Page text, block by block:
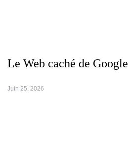
Le Web caché de Google
Juin 25, 2026